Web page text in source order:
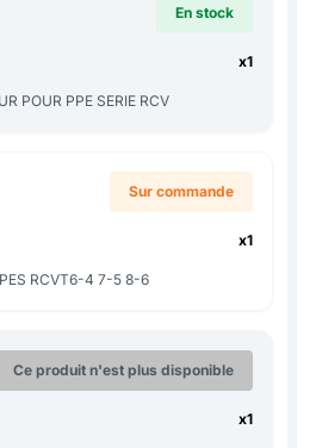
En stock
x1
POUR PPE SERIE RCV
Sur commande
x1
RCVT6-4 7-5 8-6
Ce produit n'est plus disponible
x1